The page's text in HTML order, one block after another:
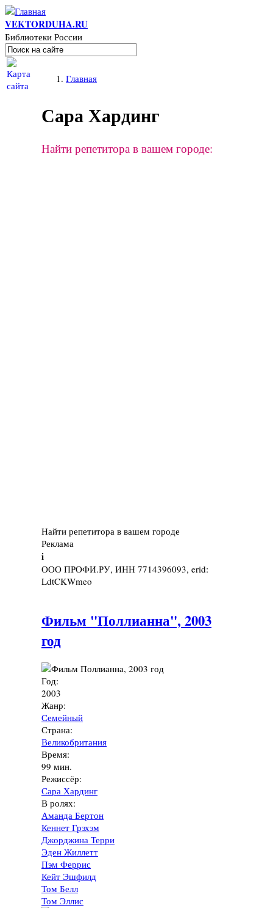
Перейти к основному содержанию
VEKTORDUHA.RU
Библиотеки России
Форма поиска
Поиск
Вы здесьГлавная
Сара Хардинг
Найти репетитора в вашем городе:
Найти репетитора в вашем городе
Реклама
i
ООО ПРОФИ.РУ, ИНН 7714396093, erid:
LdtCKWmeo
Фильм "Поллианна", 2003
год
Год:
2003
Жанр:
Семейный
Страна:
Великобритания
Время:
99 мин.
Режиссёр:
Сара Хардинг
В ролях:
Аманда Бертон
Кеннет Грэхэм
Джорджина Терри
Эден Жиллетт
Пэм Феррис
Кейт Эшфилд
Том Белл
Том Эллис